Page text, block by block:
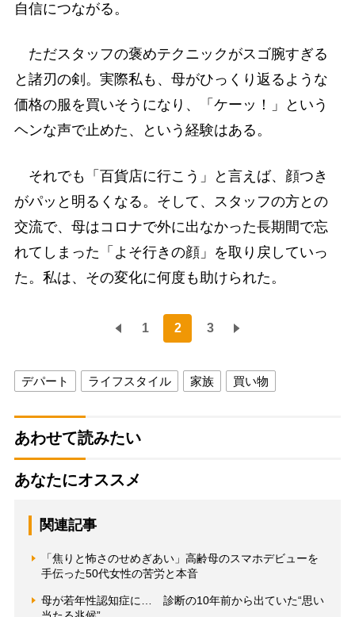
自信につながる。
ただスタッフの褒めテクニックがスゴ腕すぎる
と諸刃の剣。実際私も、母がひっくり返るような
価格の服を買いそうになり、「ケーッ！」という
ヘンな声で止めた、という経験はある。
それでも「百貨店に行こう」と言えば、顔つき
がパッと明るくなる。そして、スタッフの方との
交流で、母はコロナで外に出なかった長期間で忘
れてしまった「よそ行きの顔」を取り戻していっ
た。私は、その変化に何度も助けられた。
1 2 3
デパート ライフスタイル 家族 買い物
あわせて読みたい
あなたにオススメ
関連記事
「焦りと怖さのせめぎあい」高齢母のスマホデビューを
手伝った50代女性の苦労と本音
母が若年性認知症に… 診断の10年前から出ていた“思い